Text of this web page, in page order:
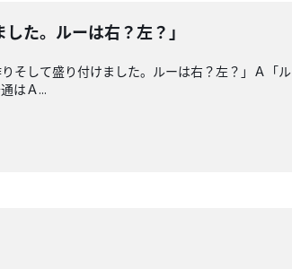
た。ルーは右？左？」
そして盛り付けました。ルーは右？左？」Ａ
はＡ...